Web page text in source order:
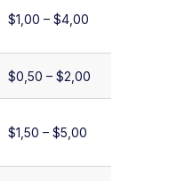
$1,00 – $4,00
$0,50 – $2,00
$1,50 – $5,00